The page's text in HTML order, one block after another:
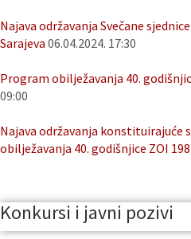
Najava održavanja Svečane
Sarajeva 06.04.2024. 17:30
Program obilježavanja 40.
09:00
Najava održavanja konstituirajuće
obilježavanja 40. godišnjice ZOI
Konkursi i javni pozivi